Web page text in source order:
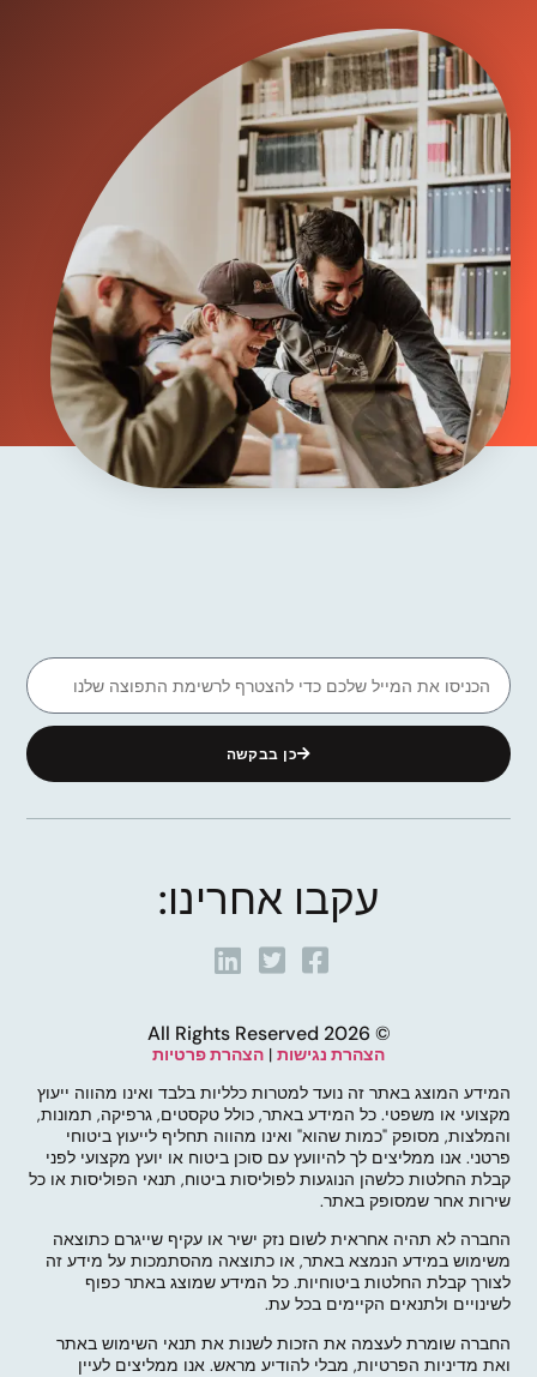
כן בבקשה
עקבו אחרינו:
© 2026 All Rights Reserved
הצהרת נגישות | הצהרת פרטיות
המידע המוצג באתר זה נועד למטרות כלליות בלבד ואינו מהווה ייעוץ
מקצועי או משפטי. כל המידע באתר, כולל טקסטים, גרפיקה, תמונות,
והמלצות, מסופק "כמות שהוא" ואינו מהווה תחליף לייעוץ ביטוחי
פרטני. אנו ממליצים לך להיוועץ עם סוכן ביטוח או יועץ מקצועי לפני
קבלת החלטות כלשהן הנוגעות לפוליסות ביטוח, תנאי הפוליסות או כל
שירות אחר שמסופק באתר.
החברה לא תהיה אחראית לשום נזק ישיר או עקיף שייגרם כתוצאה
משימוש במידע הנמצא באתר, או כתוצאה מהסתמכות על מידע זה
לצורך קבלת החלטות ביטוחיות. כל המידע שמוצג באתר כפוף
לשינויים ולתנאים הקיימים בכל עת.
החברה שומרת לעצמה את הזכות לשנות את תנאי השימוש באתר
ואת מדיניות הפרטיות, מבלי להודיע מראש. אנו ממליצים לעיין